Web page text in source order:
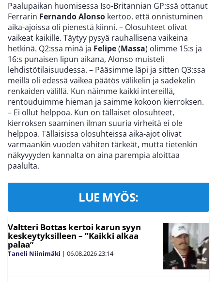
Paalupaikan huomisessa Iso-Britannian GP:ssä ottanut
Ferrarin Fernando Alonso kertoo, että onnistuminen
aika-ajoissa oli pienestä kiinni. – Olosuhteet olivat
vaikeat kaikille. Täytyy pysyä rauhallisena vaikeina
hetkinä. Q2:ssa minä ja Felipe(Massa) olimme 15:s ja
16:s punaisen lipun aikana, Alonso muisteli
lehdistötilaisuudessa. – Pääsimme läpi ja sitten Q3:ssa
meillä oli edessä vaikea päätös välikelin ja sadekelin
renkaiden välillä. Kun näimme kaikki intereillä,
rentouduimme hieman ja saimme kokoon kierroksen.
– Ei ollut helppoa. Kun on tällaiset olosuhteet,
kierroksen saaminen ilman suuria virheitä ei ole
helppoa. Tällaisissa olosuhteissa aika-ajot olivat
varmaankin vuoden vähiten tärkeät, mutta tietenkin
näkyvyyden kannalta on aina parempia aloittaa
paalulta.
LUE MYÖS:
Valtteri Bottas kertoi karun syyn
keskeytyksilleen – ”Kaikki alkaa
palaa”
Taneli Niinimäki | 06.08.202623:14